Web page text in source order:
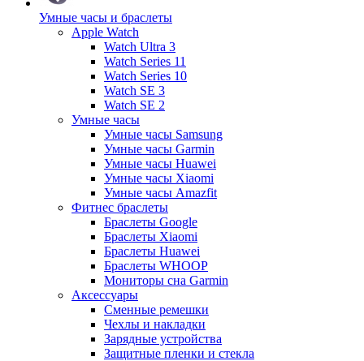
Умные часы и браслеты
Apple Watch
Watch Ultra 3
Watch Series 11
Watch Series 10
Watch SE 3
Watch SE 2
Умные часы
Умные часы Samsung
Умные часы Garmin
Умные часы Huawei
Умные часы Xiaomi
Умные часы Amazfit
Фитнес браслеты
Браслеты Google
Браслеты Xiaomi
Браслеты Huawei
Браслеты WHOOP
Мониторы сна Garmin
Аксессуары
Сменные ремешки
Чехлы и накладки
Зарядные устройства
Защитные пленки и стекла